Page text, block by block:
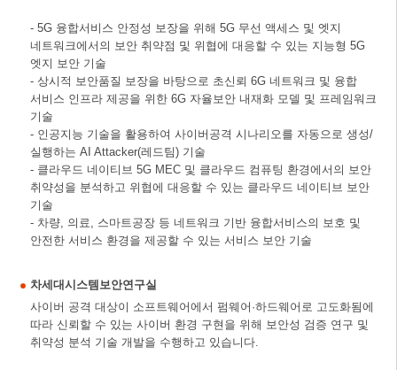
- 5G 융합서비스 안정성 보장을 위해 5G 무선 액세스 및 엣지
네트워크에서의 보안 취약점 및 위협에 대응할 수 있는 지능형 5G
엣지 보안 기술
- 상시적 보안품질 보장을 바탕으로 초신뢰 6G 네트워크 및 융합
서비스 인프라 제공을 위한 6G 자율보안 내재화 모델 및 프레임워크
기술
- 인공지능 기술을 활용하여 사이버공격 시나리오를 자동으로 생성/
실행하는 AI Attacker(레드팀) 기술
- 클라우드 네이티브 5G MEC 및 클라우드 컴퓨팅 환경에서의 보안
취약성을 분석하고 위협에 대응할 수 있는 클라우드 네이티브 보안
기술
- 차량, 의료, 스마트공장 등 네트워크 기반 융합서비스의 보호 및
안전한 서비스 환경을 제공할 수 있는 서비스 보안 기술
차세대시스템보안연구실
사이버 공격 대상이 소프트웨어에서 펌웨어·하드웨어로 고도화됨에
따라 신뢰할 수 있는 사이버 환경 구현을 위해 보안성 검증 연구 및
취약성 분석 기술 개발을 수행하고 있습니다.